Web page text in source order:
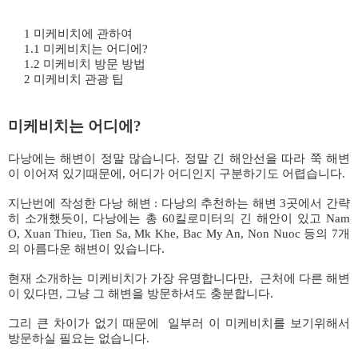
1 미케비치에 관하여
1.1 미케비치는 어디에?
1.2 미케비치 방문 방법
2 미케비치 관광 팁
미케비치는 어디에?
다낭에는 해변이 정말 많습니다. 정말 긴 해안선을 따라 쭉 해변
이 이어져 있기때문에, 어디가 어디인지 구분하기도 어렵습니다.
지난번에 작성한 다낭 해변 : 다낭의 추천하는 해변 3곳에서 간략
히 소개했듯이, 다낭에는 총 60킬로미터의 긴 해안이 있고 Nam
O, Xuan Thieu, Tien Sa, Mk Khe, Bac My An, Non Nuoc 등의 7개
의 아름다운 해변이 있습니다.
현재 소개하는 미케비치가 가장 유명합니다만, 근처에 다른 해변
이 있다면, 그냥 그 해변을 방문하셔도 충분합니다.
그리 큰 차이가 없기 때문에 일부러 이 미케비치를 보기위해서
방문하실 필요는 없습니다.